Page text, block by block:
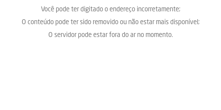
Você pode ter digitado o endereço incorretamente;
O conteúdo pode ter sido removido ou não estar mais disponível;
O servidor pode estar fora do ar no momento.